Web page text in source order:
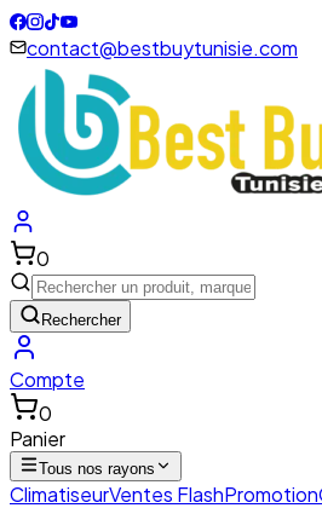
contact@bestbuytunisie.com
0
Rechercher
Compte
0
Panier
Tous nos rayons
ClimatiseurVentes FlashPromotion